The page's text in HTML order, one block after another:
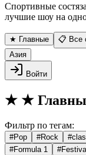
Спортивные
лучшие шоу на
★ Главные 📋 Все
Азия
Войти
★ ★
Фильтр по тегам:
#Pop #Rock #
#Formula 1 #